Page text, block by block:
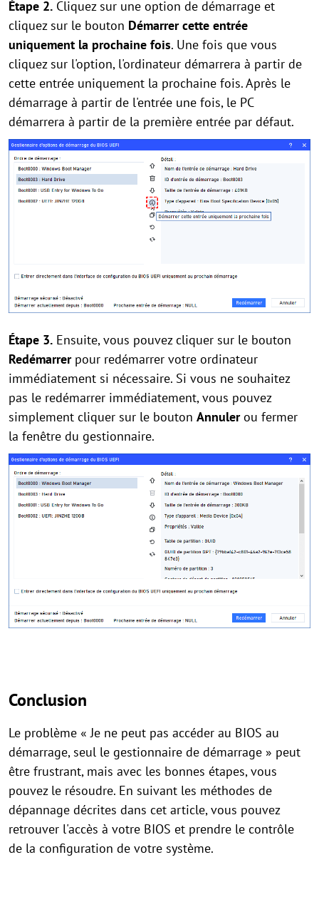
Étape 2. Cliquez sur une option de démarrage et
cliquez sur le bouton Démarrer cette entrée
uniquement la prochaine fois. Une fois que vous
cliquez sur l'option, l'ordinateur démarrera à partir de
cette entrée uniquement la prochaine fois. Après le
démarrage à partir de l'entrée une fois, le PC
démarrera à partir de la première entrée par défaut.
Étape 3. Ensuite, vous pouvez cliquer sur le bouton
Redémarrerpour redémarrer votre ordinateur
immédiatement si nécessaire. Si vous ne souhaitez
pas le redémarrer immédiatement, vous pouvez
simplement cliquer sur le bouton Annulerou fermer
la fenêtre du gestionnaire.
Conclusion
Le problème « Je ne peut pas accéder au BIOS au
démarrage, seul le gestionnaire de démarrage » peut
être frustrant, mais avec les bonnes étapes, vous
pouvez le résoudre. En suivant les méthodes de
dépannage décrites dans cet article, vous pouvez
retrouver l'accès à votre BIOS et prendre le contrôle
de la configuration de votre système.